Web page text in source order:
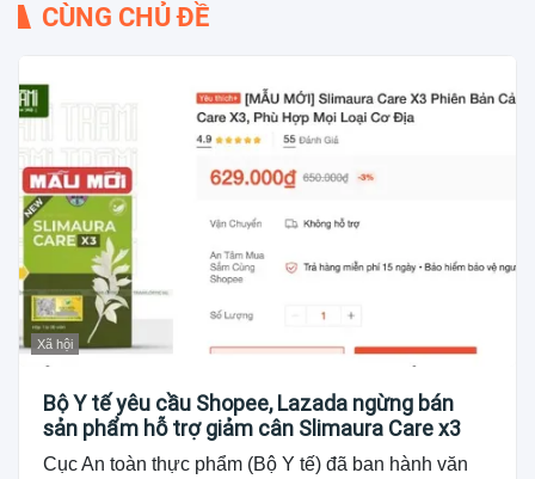
CÙNG CHỦ ĐỀ
Xã hội
Bộ Y tế yêu cầu Shopee, Lazada ngừng bán
sản phẩm hỗ trợ giảm cân Slimaura Care x3
Cục An toàn thực phẩm (Bộ Y tế) đã ban hành văn